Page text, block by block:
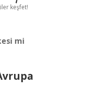
keşfet!
mi